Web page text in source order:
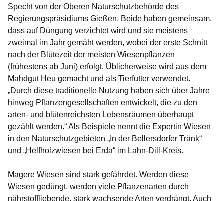
Specht von der Oberen Naturschutzbehörde des
Regierungspräsidiums Gießen. Beide haben gemeinsam,
dass auf Düngung verzichtet wird und sie meistens
zweimal im Jahr gemäht werden, wobei der erste Schnitt
nach der Blütezeit der meisten Wiesenpflanzen
(frühestens ab Juni) erfolgt. Üblicherweise wird aus dem
Mahdgut Heu gemacht und als Tierfutter verwendet.
„Durch diese traditionelle Nutzung haben sich über Jahre
hinweg Pflanzengesellschaften entwickelt, die zu den
arten- und blütenreichsten Lebensräumen überhaupt
gezählt werden.“ Als Beispiele nennt die Expertin Wiesen
in den Naturschutzgebieten „In der Bellersdorfer Tränk“
und „Helfholzwiesen bei Erda“ im Lahn-Dill-Kreis.
Magere Wiesen sind stark gefährdet. Werden diese
Wiesen gedüngt, werden viele Pflanzenarten durch
nährstoffliebende, stark wachsende Arten verdrängt. Auch